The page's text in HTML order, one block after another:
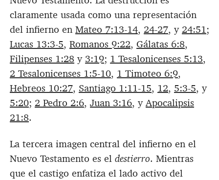
claramente usada como una representación
del infierno en Mateo 7:13-14, 24-27, y24:51;
Lucas 13:3-5, Romanos 9:22, Gálatas 6:8,
Filipenses 1:28 y 3:19; 1 Tesalonicenses 5:13,
2 Tesalonicenses 1:5-10, 1 Timoteo 6:9,
Hebreos 10:27, Santiago 1:11-15, 12, 5:3-5, y
5:20; 2 Pedro 2:6, Juan 3:16, yApocalipsis
21:8.
La tercera imagen central del infierno en el
Nuevo Testamento es el destierro. Mientras
que el castigo enfatiza el lado activo del